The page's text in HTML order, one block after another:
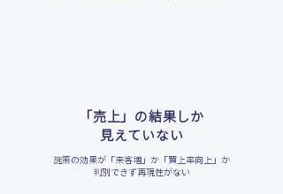
「売上」の結果しか
見えていない
施策の効果が「来客増」か「買上率向上」か
判別できず再現性がない